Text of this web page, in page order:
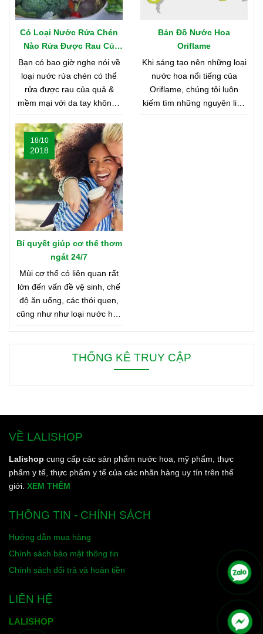
Có Loại Nước Rửa Chén
Nào Rửa Được Rau Củ
Quả & Mềm Mại Với Da
Tay?
Bạn có bao giờ nghe nói về
loại nước rửa chén có thể
rửa được rau của quả &
mềm mại với da tay không?
bạn hãy cùng shop tìm hiểu
nhé
Bản Đồ Nước Hoa
Oriflame
Khi sáng tạo nên những loại
nước hoa nổi tiếng của
Oriflame, chúng tôi luôn
kiếm tìm những nguyên liệu
Bí quyết giúp cơ thể thơm
ngát 24/7
18/10
2018
Mùi cơ thể có liên quan rất
lớn đến vấn đề vệ sinh, chế
độ ăn uống, các thói quen,
cũng như như loại nước hoa
cơ thể thơm ngát từ sáng
đến tối, từ đầu đến chân.
THỐNG KÊ TRUY CẬP
VỀ LALISHOP
Lalishop cung cấp các sản phẩm nước hoa, mỹ phẩm, thực
phẩm y tế, thực phẩm y tế của các nhãn hàng uy tín trên thế
giới. XEM THÊM
THÔNG TIN - CHÍNH SÁCH
Hướng dẫn mua hàng
Chính sách bảo mật thông tin
Chính sách đổi trả và hoàn tiền
LIÊN HỆ
LALISHOP